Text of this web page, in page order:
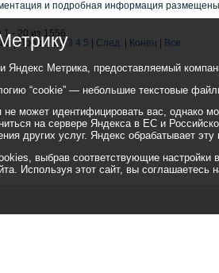
и подробная информация
1 - 20 из 1556
| Пред. | 1 2 3 4 5 След. Конец Все
Яндекс Метрика, предоставляемый
“cookie” — небольшие текстовые
может идентифицировать вас, однако
на сервере Яндекса в ЕС и
других услуг. Яндекс обрабатывает
выбрав соответствующие
Используя этот сайт, вы